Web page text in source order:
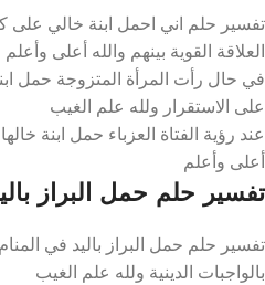
تفسير حلم اني احمل ابنة خالي على
العلاقة القوية بينهم والله أعلى وأعلم
في حال رأت المرأة المتزوجة حمل
على الاستقرار ولله علم الغيب
عند رؤية الفتاة العزباء حمل ابنة
أعلى وأعلم
تفسير حلم حمل البراز
تفسير حلم حمل البراز باليد في
بالواجبات الدينية ولله علم الغيب